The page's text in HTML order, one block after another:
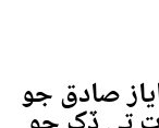
صادق جو